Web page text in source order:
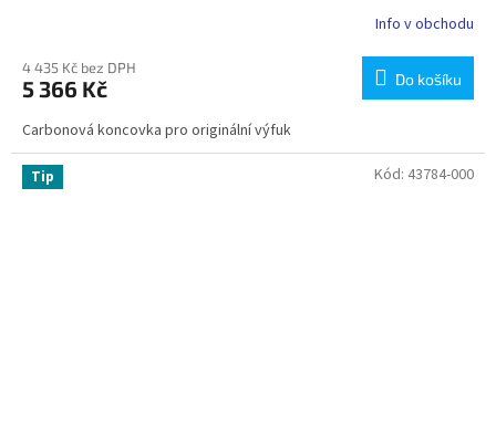
Info v obchodu
4 435 Kč bez DPH
5 366 Kč Do košíku
Carbonová koncovka pro originální výfuk
Tip Kód: 43784-000